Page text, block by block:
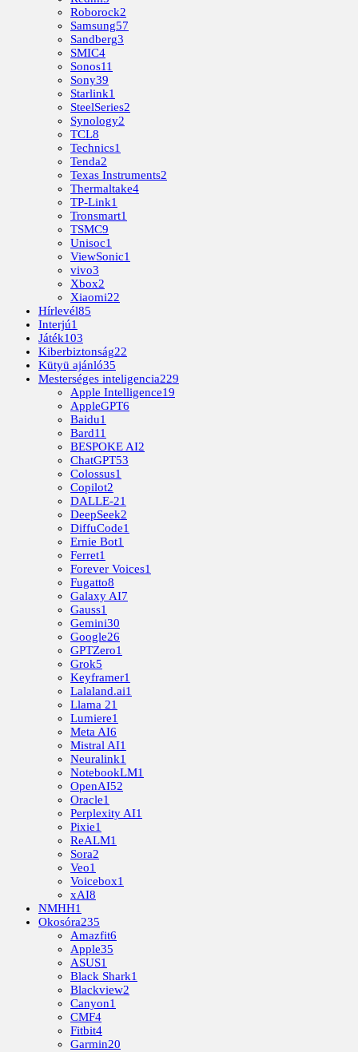
Roborock2
Samsung57
Sandberg3
SMIC4
Sonos11
Sony39
Starlink1
SteelSeries2
Synology2
TCL8
Technics1
Tenda2
Texas Instruments2
Thermaltake4
TP-Link1
Tronsmart1
TSMC9
Unisoc1
ViewSonic1
vivo3
Xbox2
Xiaomi22
Hírlevél85
Interjú1
Játék103
Kiberbiztonság22
Kütyü ajánló35
Mesterséges inteligencia229
Apple Intelligence19
AppleGPT6
Baidu1
Bard11
BESPOKE AI2
ChatGPT53
Colossus1
Copilot2
DALLE-21
DeepSeek2
DiffuCode1
Ernie Bot1
Ferret1
Forever Voices1
Fugatto8
Galaxy AI7
Gauss1
Gemini30
Google26
GPTZero1
Grok5
Keyframer1
Lalaland.ai1
Llama 21
Lumiere1
Meta AI6
Mistral AI1
Neuralink1
NotebookLM1
OpenAI52
Oracle1
Perplexity AI1
Pixie1
ReALM1
Sora2
Veo1
Voicebox1
xAI8
NMHH1
Okosóra235
Amazfit6
Apple35
ASUS1
Black Shark1
Blackview2
Canyon1
CMF4
Fitbit4
Garmin20